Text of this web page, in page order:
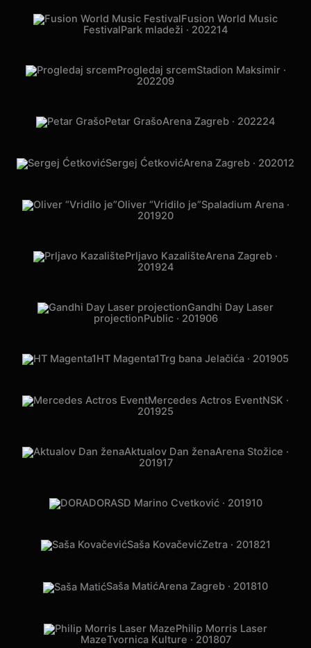
Fusion World Music
FestivalPark mladeži · 202214
Progledaj srcemStadion Maksimir ·
202209
Petar GrašoArena Zagreb · 202224
Sergej ĆetkovićArena Zagreb · 202012
Oliver “Vridilo je”Spaladium Arena ·
201920
Prljavo KazališteArena Zagreb ·
201924
Gandhi Day Laser
projectionPublic · 201906
HT Magenta1Trg bana Jelačića · 201905
Mercedes Actros EventNSK ·
201925
Aktualov Dan ženaArena Stožice ·
201917
DORASD Marino Cvetković · 201910
Saša KovačevićZetra · 201821
Saša MatićArena Zagreb · 201810
Philip Morris Laser
MazeTvornica Kulture · 201807